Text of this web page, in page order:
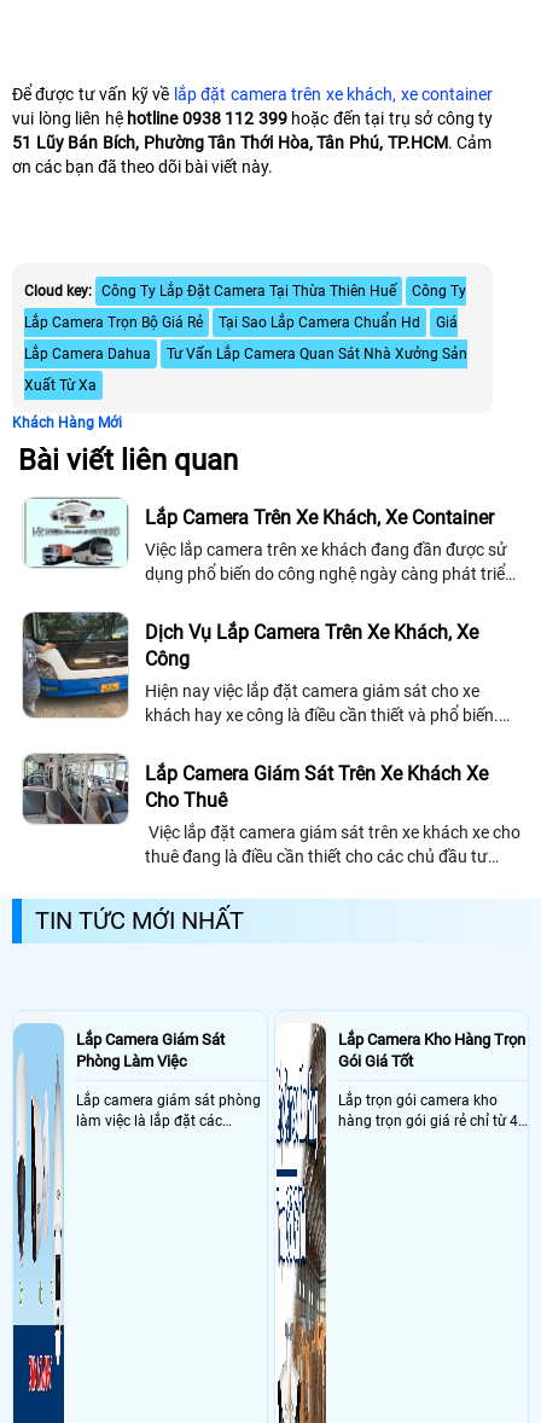
Để được tư vấn kỹ về lắp đặt camera trên xe khách, xe container
vui lòng liên hệ hotline 0938 112 399 hoặc đến tại trụ sở công ty
51 Lũy Bán Bích, Phường Tân Thới Hòa, Tân Phú, TP.HCM. Cảm
ơn các bạn đã theo dõi bài viết này.
Cloud key: Công Ty Lắp Đặt Camera Tại Thừa Thiên Huế
Công Ty
Lắp Camera Trọn Bộ Giá Rẻ
Tại Sao Lắp Camera Chuẩn Hd
Giá
Lắp Camera Dahua
Tư Vấn Lắp Camera Quan Sát Nhà Xưởng Sản
Xuất Từ Xa
Khách Hàng Mới
Bài viết liên quan
Lắp Camera Trên Xe Khách, Xe Container
Việc lắp camera trên xe khách đang đần được sử
dụng phổ biến do công nghệ ngày càng phát triển
cao, một phần cũng do con người...
Dịch Vụ Lắp Camera Trên Xe Khách, Xe
Công
Hiện nay việc lắp đặt camera giám sát cho xe
khách hay xe công là điều cần thiết và phổ biến.
khách, xe công? Đây cũng là câu hỏi...
Lắp Camera Giám Sát Trên Xe Khách Xe
Cho Thuê
Việc lắp đặt camera giám sát trên xe khách xe cho
thuê đang là điều cần thiết cho các chủ đầu tư
thất thoát trong quá trình vận hành.
TIN TỨC MỚI NHẤT
Lắp Camera Giám Sát
Phòng Làm Việc
Lắp camera giám sát phòng
làm việc là lắp đặt các
Lắp Camera Kho Hàng Trọn
Gói Giá Tốt
Lắp trọn gói camera kho
hàng trọn gói giá rẻ chỉ từ 4